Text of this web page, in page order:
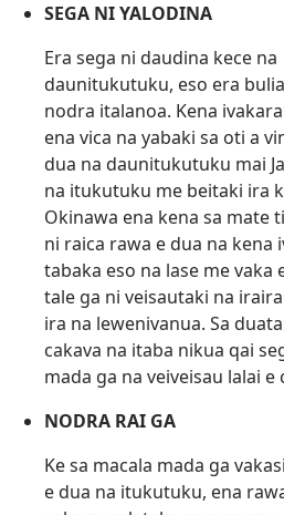
SEGA NI YALODINA
Era sega ni daudina kece na
daunitukutuku, eso era
nodra italanoa. Kena
ena vica na yabaki sa oti a
dua na daunitukutuku mai
na itukutuku me beitaki ira
Okinawa ena kena sa mate
ni raica rawa e dua na kena
tabaka eso na lase me vaka
tale ga ni veisautaki na
ira na lewenivanua. Sa
cakava na itaba nikua qai
mada ga na veiveisau lalai e
NODRA RAI GA
Ke sa macala mada ga
e dua na itukutuku, ena